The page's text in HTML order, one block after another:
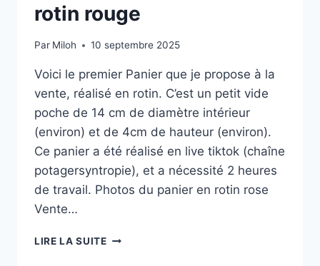
rotin rouge
Par Miloh 10 septembre 2025
Voici le premier Panier que je propose à la
vente, réalisé en rotin. C’est un petit vide
poche de 14 cm de diamètre intérieur
(environ) et de 4cm de hauteur (environ).
Ce panier a été réalisé en live tiktok (chaîne
potagersyntropie), et a nécessité 2 heures
de travail. Photos du panier en rotin rose
Vente…
LIRE LA SUITEPANIER